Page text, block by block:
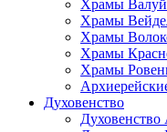
Храмы
Храмы
Храмы
Храмы
Храмы
Духовенство
Духовенство